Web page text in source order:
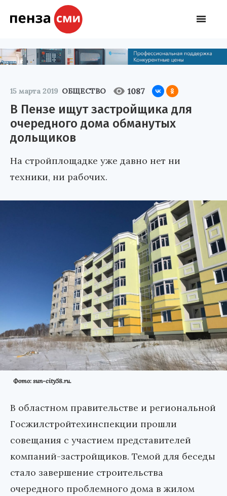
15 марта 2019 ОБЩЕСТВО 1087
В Пензе ищут застройщика для
очередного дома обманутых
дольщиков
На стройплощадке уже давно нет ни
техники, ни рабочих.
Фото: sun-city58.ru.
В областном правительстве и региональной
Госжилстройтехинспекции прошли
совещания с участием представителей
компаний-застройщиков. Темой для беседы
стало завершение строительства
очередного проблемного дома в жилом